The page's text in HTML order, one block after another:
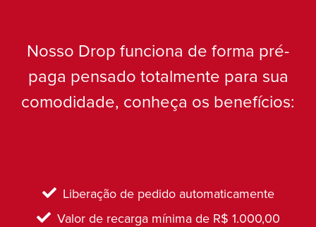
Nosso Drop funciona de forma pré-
paga pensado totalmente para sua
comodidade, conheça os benefícios:
Liberação de pedido automaticamente
Valor de recarga mínima de R$ 1.000,00